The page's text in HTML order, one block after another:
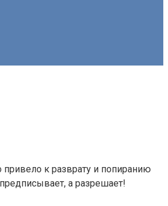
к разврату и попиранию
а разрешает!